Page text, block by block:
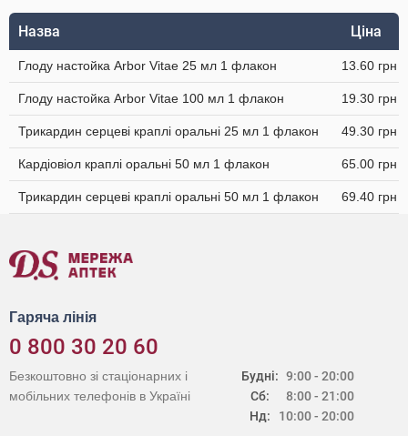
Назва Ціна
Глоду настойка Arbor Vitae 25 мл 1 флакон 13.60 грн
Глоду настойка Arbor Vitae 100 мл 1 флакон 19.30 грн
Трикардин серцеві краплі оральні 25 мл 1 флакон 49.30 грн
Кардіовіол краплі оральні 50 мл 1 флакон 65.00 грн
Трикардин серцеві краплі оральні 50 мл 1 флакон 69.40 грн
Гаряча лінія
0 800 30 20 60
Будні:
Сб:
Нд:
9:00 - 20:00
8:00 - 21:00
10:00 - 20:00
Безкоштовно зі стаціонарних і
мобільних телефонів в Україні